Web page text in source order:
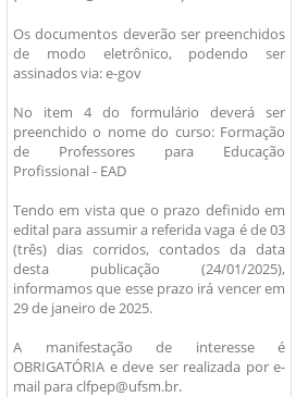
Os documentos deverão ser preenchidos
de modo eletrônico, podendo ser
assinados via: e-gov
No item 4 do formulário deverá ser
preenchido o nome do curso: Formação
de Professores para Educação
Profissional - EAD
Tendo em vista que o prazo definido em
edital para assumir a referida vaga é de 03
(três) dias corridos, contados da data
desta publicação (24/01/2025),
informamos que esse prazo irá vencer em
29 de janeiro de 2025.
A manifestação de interesse é
OBRIGATÓRIA e deve ser realizada por e-
mail para clfpep@ufsm.br.